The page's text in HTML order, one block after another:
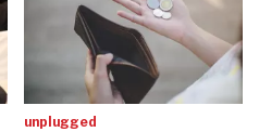
unplugged